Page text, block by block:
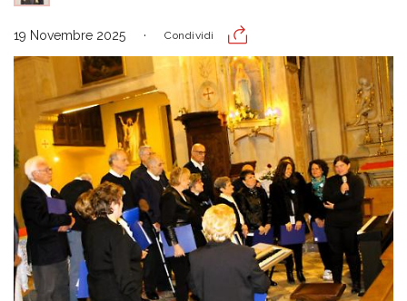
19 Novembre 2025 Condividi